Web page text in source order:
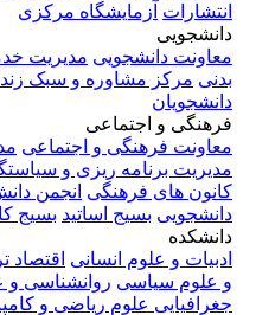
انتشارات آزمایشگاه مرکزی
دانشجویی
معاونت دانشجویی مدیریت
بدنی مرکز مشاوره و سبک
دانشجویان
فرهنگی و اجتماعی
معاونت فرهنگی و اجتماعی
مدیریت برنامه ریزی و
کانون های فرهنگی انجمن
دانشجویی بسیج اساتید بسیج
دانشکده
ادبیات و علوم انسانی اقتصاد
و علوم سیاسی روانشناسی و
جغرافیایی علوم ریاضی و